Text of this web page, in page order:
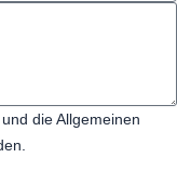
die Allgemeinen